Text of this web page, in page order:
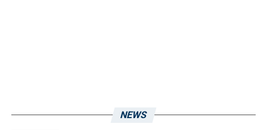
Nel gioco di Pirlo, a tre, ha capacità fisiche
NEWS